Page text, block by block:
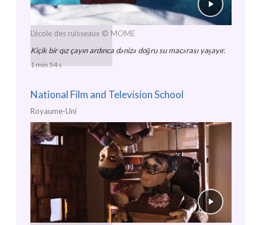
L'école des ruisseaux © MOME
Kiçik bir qız çayın ardınca dənizə doğru su macərası yaşayır.
1 min 54 s
National Film and Television School
Royaume-Uni